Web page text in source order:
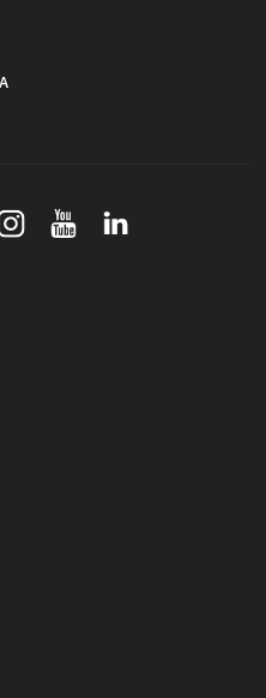
FIRST 2026! (video)